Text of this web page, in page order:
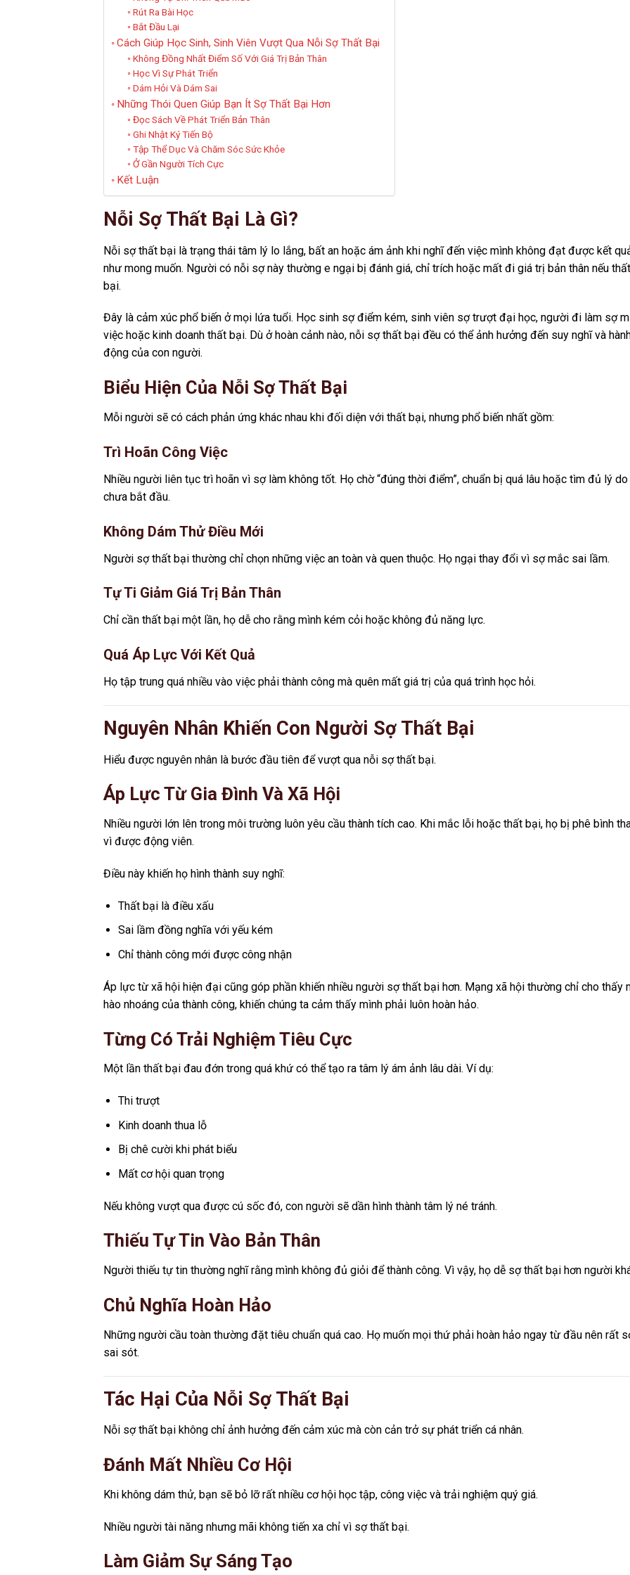
Rút Ra Bài Học
Bắt Đầu Lại
Cách Giúp Học Sinh, Sinh Viên Vượt Qua Nỗi Sợ Thất Bại
Không Đồng Nhất Điểm Số Với Giá Trị Bản Thân
Học Vì Sự Phát Triển
Dám Hỏi Và Dám Sai
Những Thói Quen Giúp Bạn Ít Sợ Thất Bại Hơn
Đọc Sách Về Phát Triển Bản Thân
Ghi Nhật Ký Tiến Bộ
Tập Thể Dục Và Chăm Sóc Sức Khỏe
Ở Gần Người Tích Cực
Kết Luận
Nỗi Sợ Thất Bại Là Gì?
Nỗi sợ thất bại là trạng thái tâm lý lo lắng, bất an hoặc ám ảnh khi nghĩ đến việc mình không đạt được kết
như mong muốn. Người có nỗi sợ này thường e ngại bị đánh giá, chỉ trích hoặc mất đi giá trị bản thân nếu thất
bại.
Đây là cảm xúc phổ biến ở mọi lứa tuổi. Học sinh sợ điểm kém, sinh viên sợ trượt đại học, người đi làm sợ
việc hoặc kinh doanh thất bại. Dù ở hoàn cảnh nào, nỗi sợ thất bại đều có thể ảnh hưởng đến suy nghĩ và
động của con người.
Biểu Hiện Của Nỗi Sợ Thất Bại
Mỗi người sẽ có cách phản ứng khác nhau khi đối diện với thất bại, nhưng phổ biến nhất gồm:
Trì Hoãn Công Việc
Nhiều người liên tục trì hoãn vì sợ làm không tốt. Họ chờ “đúng thời điểm”, chuẩn bị quá lâu hoặc tìm đủ lý
chưa bắt đầu.
Không Dám Thử Điều Mới
Người sợ thất bại thường chỉ chọn những việc an toàn và quen thuộc. Họ ngại thay đổi vì sợ mắc sai lầm.
Tự Ti Giảm Giá Trị Bản Thân
Chỉ cần thất bại một lần, họ dễ cho rằng mình kém cỏi hoặc không đủ năng lực.
Quá Áp Lực Với Kết Quả
Họ tập trung quá nhiều vào việc phải thành công mà quên mất giá trị của quá trình học hỏi.
Nguyên Nhân Khiến Con Người Sợ Thất Bại
Hiểu được nguyên nhân là bước đầu tiên để vượt qua nỗi sợ thất bại.
Áp Lực Từ Gia Đình Và Xã Hội
Nhiều người lớn lên trong môi trường luôn yêu cầu thành tích cao. Khi mắc lỗi hoặc thất bại, họ bị phê bình
vì được động viên.
Điều này khiến họ hình thành suy nghĩ:
Thất bại là điều xấu
Sai lầm đồng nghĩa với yếu kém
Chỉ thành công mới được công nhận
Áp lực từ xã hội hiện đại cũng góp phần khiến nhiều người sợ thất bại hơn. Mạng xã hội thường chỉ cho thấy
hào nhoáng của thành công, khiến chúng ta cảm thấy mình phải luôn hoàn hảo.
Từng Có Trải Nghiệm Tiêu Cực
Một lần thất bại đau đớn trong quá khứ có thể tạo ra tâm lý ám ảnh lâu dài. Ví dụ:
Thi trượt
Kinh doanh thua lỗ
Bị chê cười khi phát biểu
Mất cơ hội quan trọng
Nếu không vượt qua được cú sốc đó, con người sẽ dần hình thành tâm lý né tránh.
Thiếu Tự Tin Vào Bản Thân
Người thiếu tự tin thường nghĩ rằng mình không đủ giỏi để thành công. Vì vậy, họ dễ sợ thất bại hơn người
Chủ Nghĩa Hoàn Hảo
Những người cầu toàn thường đặt tiêu chuẩn quá cao. Họ muốn mọi thứ phải hoàn hảo ngay từ đầu nên rất
sai sót.
Tác Hại Của Nỗi Sợ Thất Bại
Nỗi sợ thất bại không chỉ ảnh hưởng đến cảm xúc mà còn cản trở sự phát triển cá nhân.
Đánh Mất Nhiều Cơ Hội
Khi không dám thử, bạn sẽ bỏ lỡ rất nhiều cơ hội học tập, công việc và trải nghiệm quý giá.
Nhiều người tài năng nhưng mãi không tiến xa chỉ vì sợ thất bại.
Làm Giảm Sự Sáng Tạo